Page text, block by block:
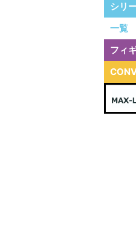
シリ
一覧
フィ